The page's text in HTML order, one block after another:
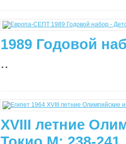
1989 Годовой
..
XVIII летние